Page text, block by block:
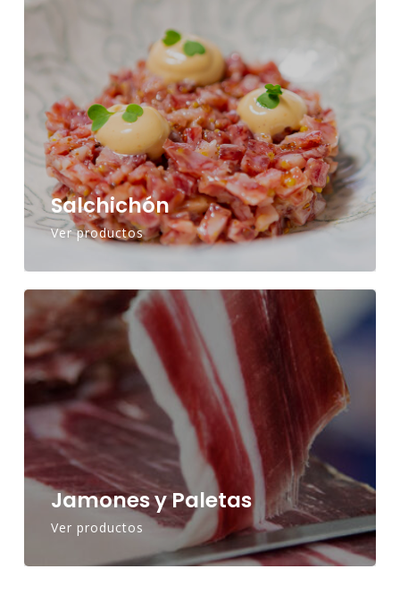
Salchichón
Ver productos
Jamones y Paletas
Ver productos